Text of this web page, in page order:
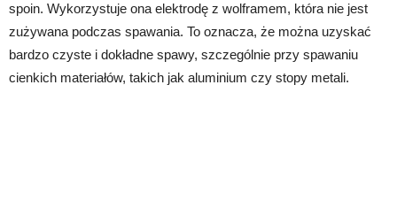
spoin. Wykorzystuje ona elektrodę z wolframem, która nie jest
zużywana podczas spawania. To oznacza, że można uzyskać
bardzo czyste i dokładne spawy, szczególnie przy spawaniu
cienkich materiałów, takich jak aluminium czy stopy metali.